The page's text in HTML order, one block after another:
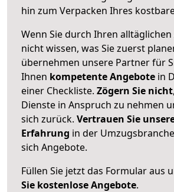
hin zum Verpacken Ihres
Wenn Sie durch Ihren
nicht wissen, was Sie zuerst
übernehmen unsere Partner für
Ihnen kompetente Angebote in
einer Checkliste. Zögern Sie nicht
Dienste in Anspruch zu nehmen
sich zurück. Vertrauen Sie
Erfahrung in der
sich Angebote.
Füllen Sie jetzt das Formular aus
Sie kostenlose Angebote.